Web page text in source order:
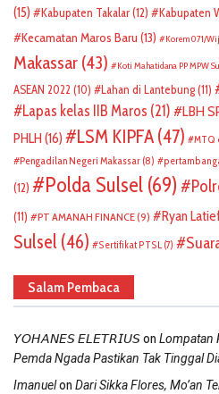
(15)
Kabupaten Takalar(12) Kabupaten
Kecamatan Maros Baru (13) Korem 071/
Makassar (43) Koti Mahatidana PP MPW
ASEAN 2022 (10) Lahan di Lantebung(11)
Lapas kelas IIB Maros (21) LBH
PHLH (16) LSM KIPFA (47) MTQ
Pengadilan Negeri Makassar (8)
(12)
Polda Sulsel (69)
(11)
PT AMANAH FINANCE(9) Ryan
Sulsel (46) Sertifikat PTSL (7)
Salam Pembaca
𝘠𝘖𝘏𝘈𝘕𝘌𝘚 𝘌𝘓𝘌𝘛𝘙𝘐𝘜𝘚on Lompatan
Pemda Ngada Pastikan Tak Tinggal
Imanuelon Dari Sikka Flores, Mo’an